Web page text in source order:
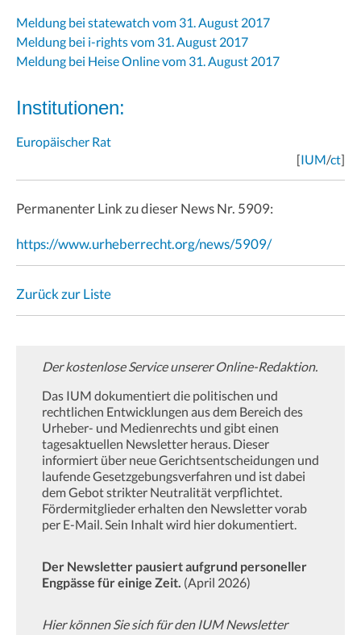
Meldung bei statewatch vom 31. August 2017
Meldung bei i-rights vom 31. August 2017
Meldung bei Heise Online vom 31. August 2017
Institutionen:
Europäischer Rat
[IUM/ct]
Permanenter Link zu dieser News Nr. 5909:
https://www.urheberrecht.org/news/5909/
Zurück zur Liste
Der kostenlose Service unserer Online-Redaktion.
Das IUM dokumentiert die politischen und
rechtlichen Entwicklungen aus dem Bereich des
Urheber- und Medienrechts und gibt einen
tagesaktuellen Newsletter heraus. Dieser
informiert über neue Gerichtsentscheidungen und
laufende Gesetzgebungsverfahren und ist dabei
dem Gebot strikter Neutralität verpflichtet.
Fördermitglieder erhalten den Newsletter vorab
per E-Mail. Sein Inhalt wird hier dokumentiert.
Der Newsletter pausiert aufgrund personeller
Engpässe für einige Zeit. (April 2026)
Hier können Sie sich für den IUM Newsletter